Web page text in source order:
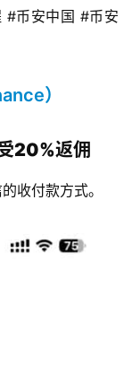
#币安中国 #币安
）
20%返佣
收付款方式。